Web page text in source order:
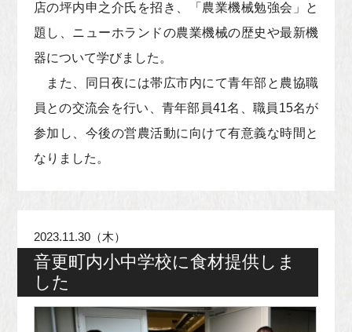
店の坪内申之介氏を招き、「農業機械勉強会」と
題し、ニューホランドの農業機械の歴史や最新機
器について学びました。
また、同日夜には帯広市内にて青年部と農協職
員との交流会を行い、青年部員41名、職員15名が
参加し、今後の営農活動に向けて有意義な時間と
なりました。
2023.11.30（木）
音更町内小中学校に食材提供しま
した